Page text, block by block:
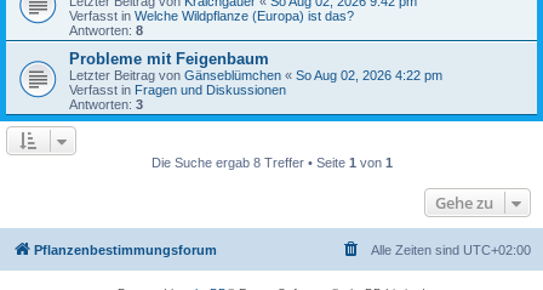
Verfasst in Welche Wildpflanze (Europa) ist das?
Antworten: 8
Probleme mit Feigenbaum
Letzter Beitrag von Gänseblümchen « So Aug 02, 2026 4:22 pm
Verfasst in Fragen und Diskussionen
Antworten: 3
Die Suche ergab 8 Treffer • Seite 1 von 1
Gehe zu
Pflanzenbestimmungsforum Alle Zeiten sind UTC+02:00